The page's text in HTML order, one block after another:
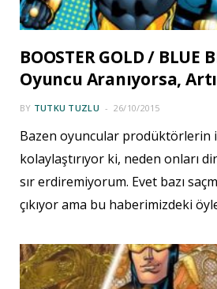
BOOSTER GOLD / BLUE
Oyuncu Aranıyorsa,
BY TUTKU TUZLU 26/10/2015
Bazen oyuncular prodüktörlerin
kolaylaştırıyor ki, neden onları
sır erdiremiyorum. Evet bazı
çıkıyor ama bu haberimizdeki